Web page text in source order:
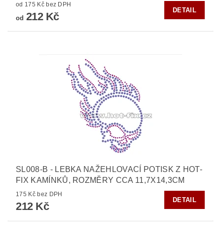
od 175 Kč bez DPH
od 212 Kč
DETAIL
SL008-B - LEBKA NAŽEHLOVACÍ POTISK Z HOT-
FIX KAMÍNKŮ, ROZMĚRY CCA 11,7X14,3CM
175 Kč bez DPH
212 Kč
DETAIL